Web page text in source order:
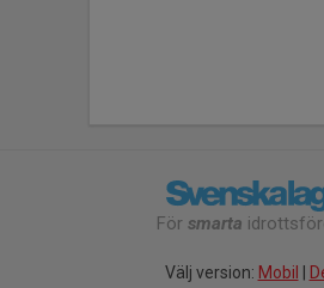
För smarta
Välj version: Mobil